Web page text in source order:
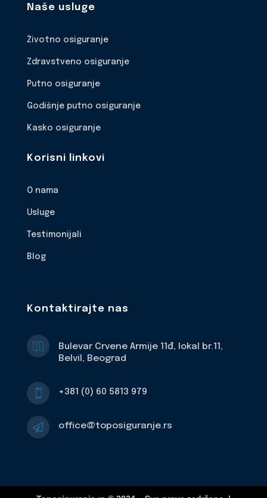
Naše usluge
Životno osiguranje
Zdravstveno osiguranje
Putno osiguranje
Godišnje putno osiguranje
Kasko osiguranje
Korisni linkovi
O nama
Usluge
Testimonijali
Blog
Kontaktirajte nas

Bulevar Crvene Armije 11đ, lokal br.11,
Belvil, Beograd
 +381 (0) 60 5813 979
 office@toposiguranje.rs